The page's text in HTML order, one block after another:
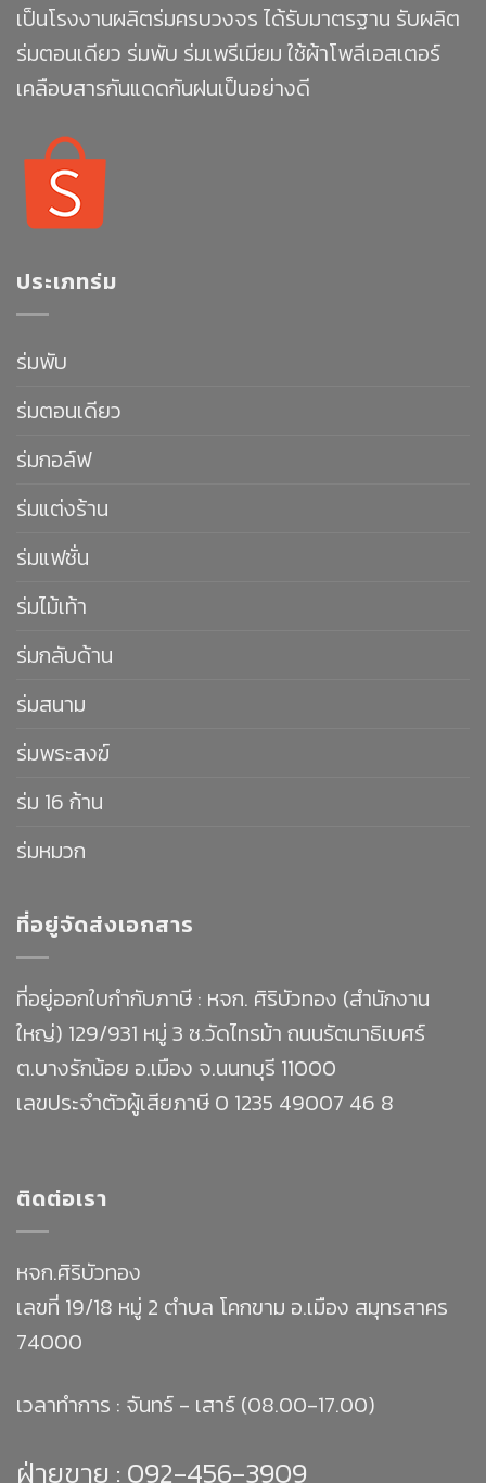
เป็นโรงงานผลิตร่มครบวงจร ได้รับมาตรฐาน รับผลิต
ร่มตอนเดียว ร่มพับ ร่มเพรีเมียม ใช้ผ้าโพลีเอสเตอร์
เคลือบสารกันแดดกันฝนเป็นอย่างดี
ประเภทร่ม
ร่มพับ
ร่มตอนเดียว
ร่มกอล์ฟ
ร่มแต่งร้าน
ร่มแฟชั่น
ร่มไม้เท้า
ร่มกลับด้าน
ร่มสนาม
ร่มพระสงฆ์
ร่ม 16 ก้าน
ร่มหมวก
ที่อยู่จัดส่งเอกสาร
ที่อยู่ออกใบกำกับภาษี : หจก. ศิริบัวทอง (สำนักงาน
ใหญ่) 129/931 หมู่ 3 ซ.วัดไทรม้า ถนนรัตนาธิเบศร์
ต.บางรักน้อย อ.เมือง จ.นนทบุรี 11000
เลขประจำตัวผู้เสียภาษี 0 1235 49007 46 8
ติดต่อเรา
หจก.ศิริบัวทอง
เลขที่ 19/18 หมู่ 2 ตำบล โคกขาม อ.เมือง สมุทรสาคร
74000
เวลาทำการ : จันทร์ - เสาร์ (08.00-17.00)
ฝ่ายขาย : 092-456-3909